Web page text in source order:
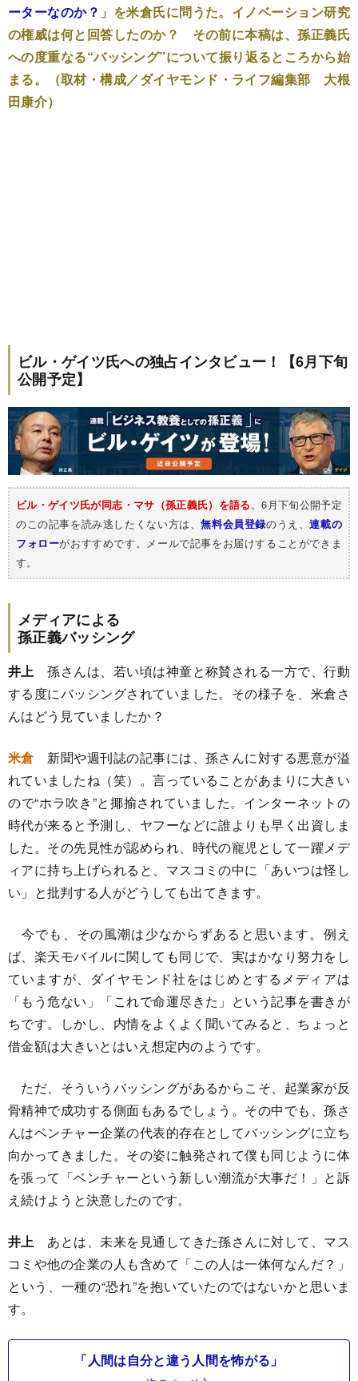
ーターなのか？ 」を米倉氏に問うた。イノベーション研究
の権威は何と回答したのか？ その前に本稿は、孫正義氏
への度重なる“バッシング”について振り返るところから始
まる。​（取材・構成／ダイヤモンド・ライフ編集部 大根
田康介）
ビル・ゲイツ氏への独占インタビュー！【6月下旬
公開予定】
ビル・ゲイツ氏が同志・マサ（孫正義氏）を語る。6月下旬公開予定
のこの記事を読み逃したくない方は、無料会員登録のうえ、連載の
フォローがおすすめです。メールで記事をお届けすることができま
す。
メディアによる
孫正義バッシング
井上 孫さんは、若い頃は神童と称賛される一方で、行動
する度にバッシングされていました。その様子を、米倉さ
んはどう見ていましたか？
米倉新聞や週刊誌の記事には、孫さんに対する悪意が溢
れていましたね（笑）。言っていることがあまりに大きい
ので“ホラ吹き”と揶揄されていました。インターネットの
時代が来ると予測し、ヤフーなどに誰よりも早く出資しま
した。その先見性が認められ、時代の寵児として一躍メデ
ィアに持ち上げられると、マスコミの中に「あいつは怪し
い」と批判する人がどうしても出てきます。
今でも、その風潮は少なからずあると思います。例え
ば、楽天モバイルに関しても同じで、実はかなり努力をし
ていますが、ダイヤモンド社をはじめとするメディアは
「もう危ない」「これで命運尽きた」という記事を書きが
ちです。しかし、内情をよくよく聞いてみると、ちょっと
借金額は大きいとはいえ想定内のようです。
ただ、そういうバッシングがあるからこそ、起業家が反
骨精神で成功する側面もあるでしょう。その中でも、孫さ
んはベンチャー企業の代表的存在としてバッシングに立ち
向かってきました。その姿に触発されて僕も同じように体
を張って「ベンチャーという新しい潮流が大事だ！」と訴
え続けようと決意したのです。
井上 あとは、未来を見通してきた孫さんに対して、マス
コミや他の企業の人も含めて「この人は一体何なんだ？」
という、一種の“恐れ”を抱いていたのではないかと思いま
す。
「人間は自分と違う人間を怖がる」